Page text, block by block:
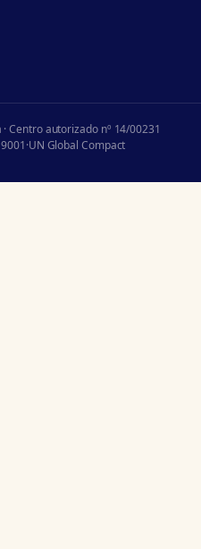
Centro autorizado nº 14/00231
·UN Global Compact